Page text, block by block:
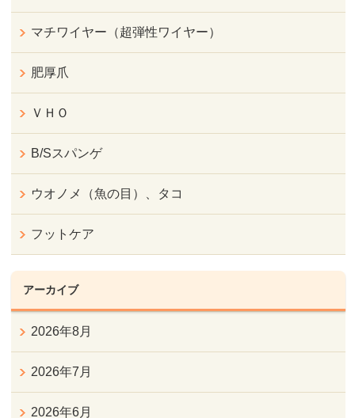
マチワイヤー（超弾性ワイヤー）
肥厚爪
ＶＨＯ
B/Sスパンゲ
ウオノメ（魚の目）、タコ
フットケア
アーカイブ
2026年8月
2026年7月
2026年6月